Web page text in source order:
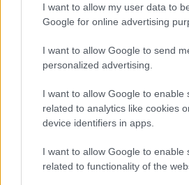
I want to allow my user data to
Google for online advertising
I want to allow Google to send
personalized advertising.
I want to allow Google to enable
related to analytics like cookies
device identifiers in apps.
I want to allow Google to enable
related to functionality of the
Μπορείτε να εκδηλώσετε